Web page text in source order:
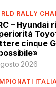
RALLY
– Hyundai
cinque
2026